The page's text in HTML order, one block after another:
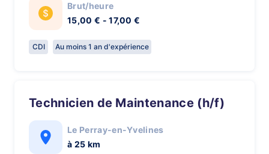
Brut/heure
15,00 € - 17,00 €
CDI Au moins 1 an d'expérience
Technicien de Maintenance (h/f)
Le Perray-en-Yvelines
à 25 km